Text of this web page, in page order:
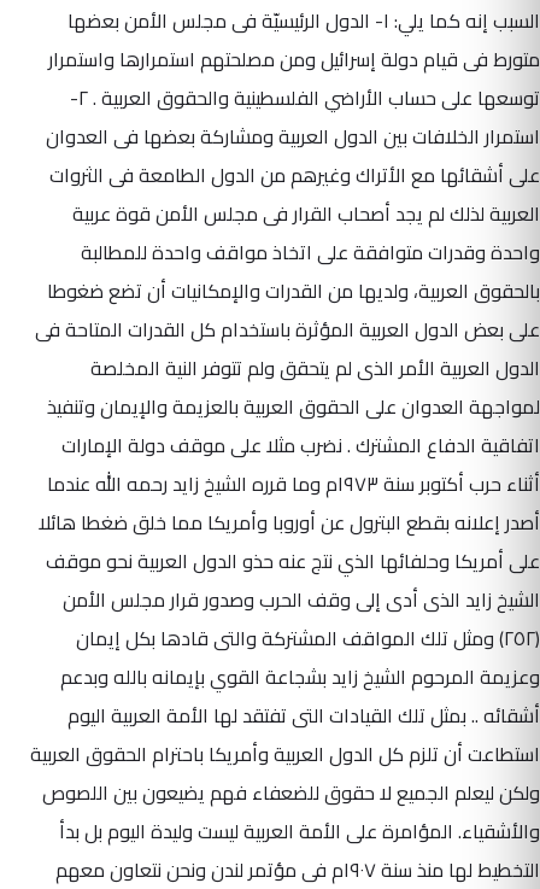
السبب إنه كما يلي: ١- الدول الرئيسيّة فى مجلس الأمن بعضها
متورط فى قيام دولة إسرائيل ومن مصلحتهم استمرارها واستمرار
توسعها على حساب الأراضي الفلسطينية والحقوق العربية . ٢-
استمرار الخلافات بين الدول العربية ومشاركة بعضها فى العدوان
على أشقائها مع الأتراك وغيرهم من الدول الطامعة فى الثروات
العربية لذلك لم يجد أصحاب القرار فى مجلس الأمن قوة عربية
واحدة وقدرات متوافقة على اتخاذ مواقف واحدة للمطالبة
بالحقوق العربية، ولديها من القدرات والإمكانيات أن تضع ضغوطا
على بعض الدول العربية المؤثرة باستخدام كل القدرات المتاحة فى
الدول العربية الأمر الذى لم يتحقق ولم تتوفر النية المخلصة
لمواجهة العدوان على الحقوق العربية بالعزيمة والإيمان وتنفيذ
اتفاقية الدفاع المشترك . نضرب مثلا على موقف دولة الإمارات
أثناء حرب أكتوبر سنة ١٩٧٣م وما قرره الشيخ زايد رحمه الله عندما
أصدر إعلانه بقطع البترول عن أوروبا وأمريكا مما خلق ضغطا هائلا
على أمريكا وحلفائها الذي نتج عنه حذو الدول العربية نحو موقف
الشيخ زايد الذى أدى إلى وقف الحرب وصدور قرار مجلس الأمن
(٢٥٢) ومثل تلك المواقف المشتركة والتى قادها بكل إيمان
وعزيمة المرحوم الشيخ زايد بشجاعة القوي بإيمانه بالله وبدعم
أشقائه .. بمثل تلك القيادات التى تفتقد لها الأمة العربية اليوم
استطاعت أن تلزم كل الدول العربية وأمريكا باحترام الحقوق العربية
ولكن ليعلم الجميع لا حقوق للضعفاء فهم يضيعون بين اللصوص
والأشقياء. المؤامرة على الأمة العربية ليست وليدة اليوم بل بدأ
التخطيط لها منذ سنة ١٩٠٧م فى مؤتمر لندن ونحن نتعاون معهم